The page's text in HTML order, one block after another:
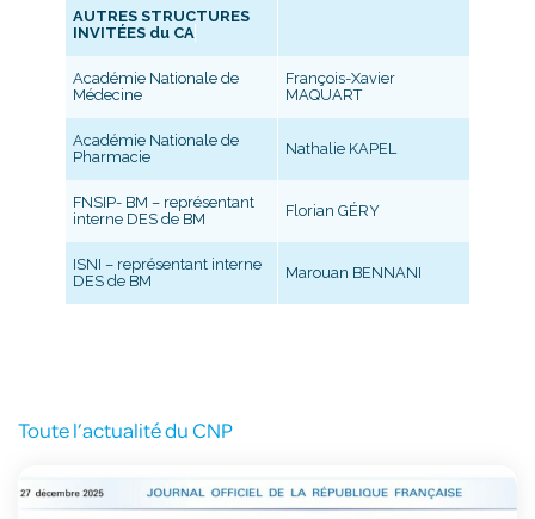
AUTRES STRUCTURES
INVITÉES du CA
Académie Nationale de
Médecine
François-Xavier
MAQUART
Académie Nationale de
Pharmacie
Nathalie KAPEL
FNSIP- BM – représentant
interne DES de BM
Florian GÉRY
ISNI – représentant interne
DES de BM
Marouan BENNANI
Toute l’actualité du CNP